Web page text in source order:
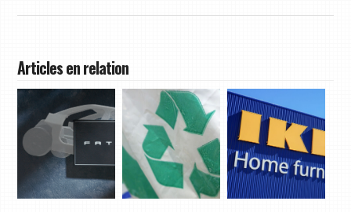
Articles en relation